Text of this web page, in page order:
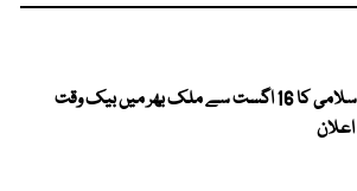
جماعت اسلامی کا 16 اگست سے ملک بھر میں بیک وقت